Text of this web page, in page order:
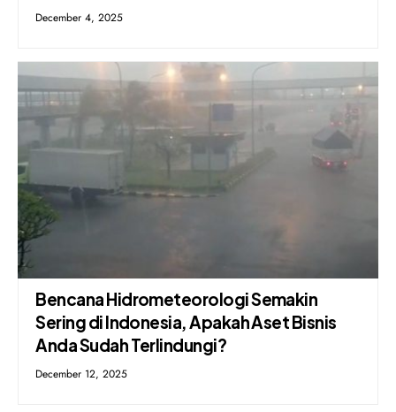
December 4, 2025
Bencana Hidrometeorologi Semakin
Sering di Indonesia, Apakah Aset Bisnis
Anda Sudah Terlindungi?
December 12, 2025